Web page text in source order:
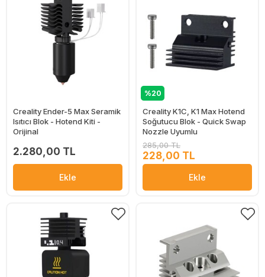
Creality Ender-5 Max Seramik
Isıtıcı Blok - Hotend Kiti -
Orijinal
2.280,00 TL
Ekle
%20
Creality K1C, K1 Max Hotend
Soğutucu Blok - Quick Swap
Nozzle Uyumlu
285,00 TL
228,00 TL
Ekle